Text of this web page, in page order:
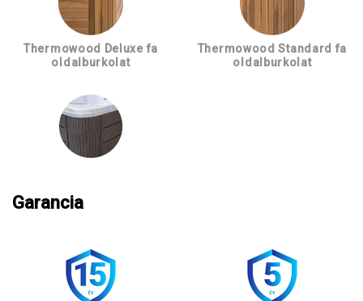
Thermowood Deluxe fa
oldalburkolat
Thermowood Standard fa
oldalburkolat
Garancia